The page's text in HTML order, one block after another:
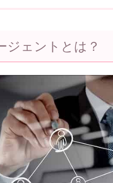
ジェントとは？